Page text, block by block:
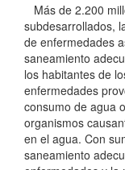
Más de 2.200
subdesarrollados,
de enfermedades
saneamiento
los habitantes de
enfermedades
consumo de agua
organismos
en el agua. Con
saneamiento